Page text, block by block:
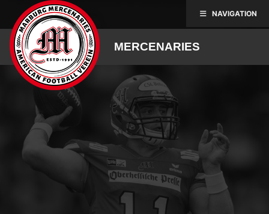
content
MERCENARIES
NAVIGATION